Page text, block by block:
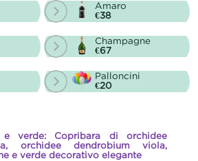
Amaro
€38
Champagne
€67
Palloncini
€20
e verde: Copribara di orchidee
orchidee dendrobium viola,
e verde decorativo elegante